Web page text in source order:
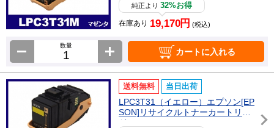
純正より32%お得
在庫あり 19,170円 (税込)
数量
カートに入れる
送料無料 当日出荷
LPC3T31（イエロー）エプソン[EP
SON]リサイクルトナーカートリッ
ジ